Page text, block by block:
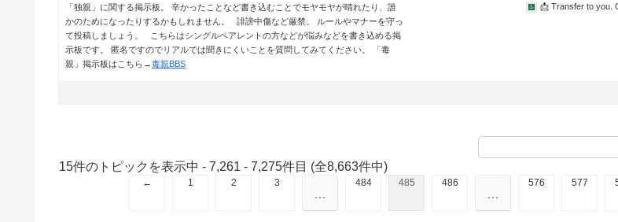
「独親」に関する掲示板。 辛かったことなど書き込むことでモヤモヤが晴れたり、誰
かのためになったりするかもしれません。 誹謗中傷など厳禁。 ルールやマナーを守っ
て投稿しましょう。 こちらはシングルペアレントの方などが悩みなどを書き込める掲
示板です。 匿名ですのでリアルでは聞きにくいことを質問してみてください。 「毒
親」掲示板はこちら→毒親BBS
📩 Transfer to you.
15件のトピックを表示中 - 7,261 - 7,275件目 (全8,663件中)
← 1 2 3
…
484 485 486
…
576 577